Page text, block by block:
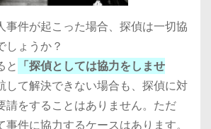
事件が起こった場合、探偵は一切協
しょうか？
と 「探偵としては協力をしませ
して解決できない場合も、探偵に対
請をすることはありません。ただ
事件に協力するケースはあります。